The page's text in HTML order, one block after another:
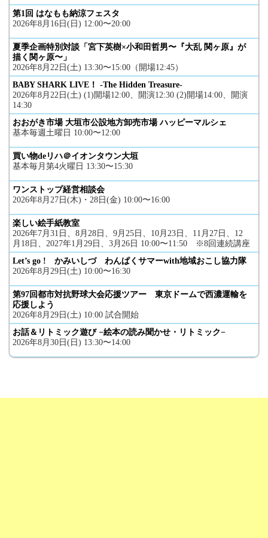
第1回 はなもも納涼フェスタ
2026年8月16日(日) 12:00〜20:00
夏季企画特別対談「宮下英樹×小和田哲男〜『大乱 関ヶ原』が
描く関ヶ原〜」
2026年8月22日(土) 13:30〜15:00（開場12:45）
BABY SHARK LIVE！ -The Hidden Treasure-
2026年8月22日(土) (1)開場12:00、開演12:30 (2)開場14:00、開演
14:30
おおがき市場 大垣市公設地方卸売市場 ハッピーマルシェ
基本毎週土曜日 10:00〜12:00
買い物deリハ＠イオンタウン大垣
基本毎月第4火曜日 13:30〜15:30
ワンストップ経営相談会
2026年8月27日(木)・28日(金) 10:00〜16:00
楽しい絵手紙教室
2026年7月31日、8月28日、9月25日、10月23日、11月27日、12
月18日、2027年1月29日、3月26日 10:00〜11:50 ※8回連続講座
Let’s go ! かみいしづ わんぱくサマーwith地域おこし協力隊
2026年8月29日(土) 10:00〜16:30
第97回都市対抗野球大会応援ツアー 東京ドームで西濃運輸を
応援しよう
2026年8月29日(土) 10:00 試合開始
お話＆リトミック遊び −絵本の読み聞かせ・リトミック−
2026年8月30日(日) 13:30〜14:00